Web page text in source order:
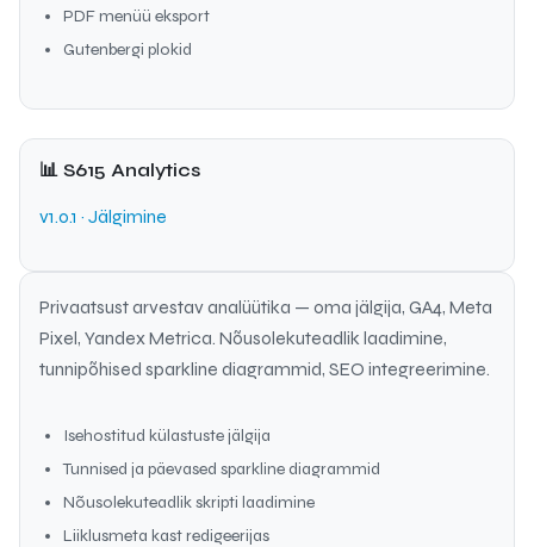
PDF menüü eksport
Gutenbergi plokid
📊 S615 Analytics
v1.0.1 · Jälgimine
Privaatsust arvestav analüütika — oma jälgija, GA4, Meta
Pixel, Yandex Metrica. Nõusolekuteadlik laadimine,
tunnipõhised sparkline diagrammid, SEO integreerimine.
Isehostitud külastuste jälgija
Tunnised ja päevased sparkline diagrammid
Nõusolekuteadlik skripti laadimine
Liiklusmeta kast redigeerijas